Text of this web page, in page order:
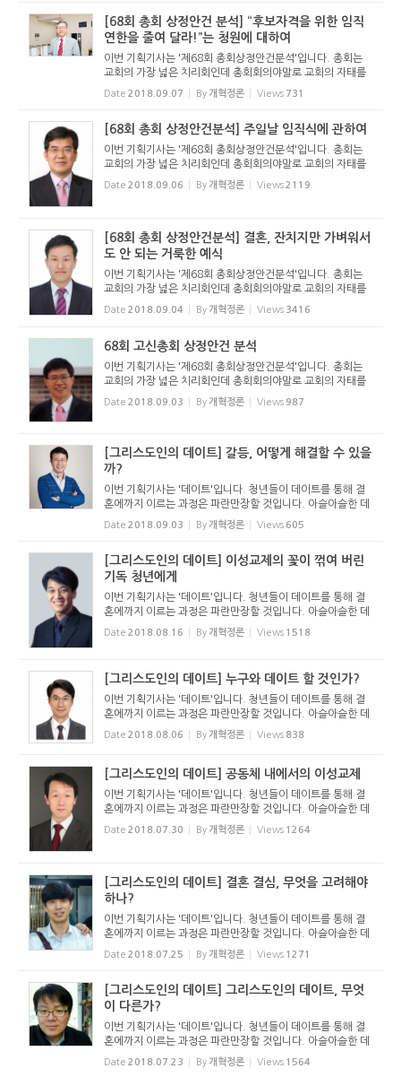
[68회 총회 상정안건 분석] “후보자격을 위한 임직
연한을 줄여 달라!”는 청원에 대하여
이번 기획기사는 '제68회 총회상정안건분석'입니다. 총회는
교회의 가장 넓은 치리회인데 총회회의야말로 교회의 자태를
잘 드러냅니다. 총회에 상정된 안건 하나 하나가 현 교회의 모
습과 우리 시대의 도전을 잘 담고 있습니다. 총회를 통해 교회
Date 2018.09.07 By 개혁정론 Views 731
[68회 총회 상정안건분석] 주일날 임직식에 관하여
이번 기획기사는 '제68회 총회상정안건분석'입니다. 총회는
교회의 가장 넓은 치리회인데 총회회의야말로 교회의 자태를
잘 드러냅니다. 총회에 상정된 안건 하나 하나가 현 교회의 모
습과 우리 시대의 도전을 잘 담고 있습니다. 총회를 통해 교회
Date 2018.09.06 By 개혁정론 Views2119
[68회 총회 상정안건분석] 결혼, 잔치지만 가벼워서
도 안 되는 거룩한 예식
이번 기획기사는 '제68회 총회상정안건분석'입니다. 총회는
교회의 가장 넓은 치리회인데 총회회의야말로 교회의 자태를
잘 드러냅니다. 총회에 상정된 안건 하나 하나가 현 교회의 모
습과 우리 시대의 도전을 잘 담고 있습니다. 총회를 통해 교회
Date 2018.09.04 By 개혁정론 Views 3416
68회 고신총회 상정안건 분석
이번 기획기사는 '제68회 총회상정안건분석'입니다. 총회는
교회의 가장 넓은 치리회인데 총회회의야말로 교회의 자태를
잘 드러냅니다. 총회에 상정된 안건 하나 하나가 현 교회의 모
습과 우리 시대의 도전을 잘 담고 있습니다. 총회를 통해 교회
Date 2018.09.03 By 개혁정론 Views 987
[그리스도인의 데이트] 갈등, 어떻게 해결할 수 있을
까?
이번 기획기사는 '데이트'입니다. 청년들이 데이트를 통해 결
혼에까지 이르는 과정은 파란만장할 것입니다. 아슬아슬한 데
이트, 데이트과정과 그것을 끝장내면서 평생 씻기 힘든 상처를
주고 받는 경우도 있을 것이고요. 당사자만이 아니라 지켜보는
Date 2018.09.03 By 개혁정론 Views 605
[그리스도인의 데이트] 이성교제의 꽃이 꺾여 버린
기독 청년에게
이번 기획기사는 '데이트'입니다. 청년들이 데이트를 통해 결
혼에까지 이르는 과정은 파란만장할 것입니다. 아슬아슬한 데
이트, 데이트과정과 그것을 끝장내면서 평생 씻기 힘든 상처를
주고 받는 경우도 있을 것이고요. 당사자만이 아니라 지켜보는
Date 2018.08.16 By 개혁정론 Views 1518
[그리스도인의 데이트] 누구와 데이트 할 것인가?
이번 기획기사는 '데이트'입니다. 청년들이 데이트를 통해 결
혼에까지 이르는 과정은 파란만장할 것입니다. 아슬아슬한 데
이트, 데이트과정과 그것을 끝장내면서 평생 씻기 힘든 상처를
주고 받는 경우도 있을 것이고요. 당사자만이 아니라 지켜보는
Date 2018.08.06 By 개혁정론 Views 838
[그리스도인의 데이트] 공동체 내에서의 이성교제
이번 기획기사는 '데이트'입니다. 청년들이 데이트를 통해 결
혼에까지 이르는 과정은 파란만장할 것입니다. 아슬아슬한 데
이트, 데이트과정과 그것을 끝장내면서 평생 씻기 힘든 상처를
주고 받는 경우도 있을 것이고요. 당사자만이 아니라 지켜보는
Date 2018.07.30 By 개혁정론 Views 1264
[그리스도인의 데이트] 결혼 결심, 무엇을 고려해야
하나?
이번 기획기사는 '데이트'입니다. 청년들이 데이트를 통해 결
혼에까지 이르는 과정은 파란만장할 것입니다. 아슬아슬한 데
이트, 데이트과정과 그것을 끝장내면서 평생 씻기 힘든 상처를
주고 받는 경우도 있을 것이고요. 당사자만이 아니라 지켜보는
Date 2018.07.25 By 개혁정론 Views 1271
[그리스도인의 데이트] 그리스도인의 데이트, 무엇
이 다른가?
이번 기획기사는 '데이트'입니다. 청년들이 데이트를 통해 결
혼에까지 이르는 과정은 파란만장할 것입니다. 아슬아슬한 데
이트, 데이트과정과 그것을 끝장내면서 평생 씻기 힘든 상처를
주고 받는 경우도 있을 것이고요. 당사자만이 아니라 지켜보는
Date 2018.07.23 By 개혁정론 Views 1564